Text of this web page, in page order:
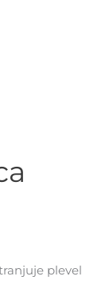
plevel